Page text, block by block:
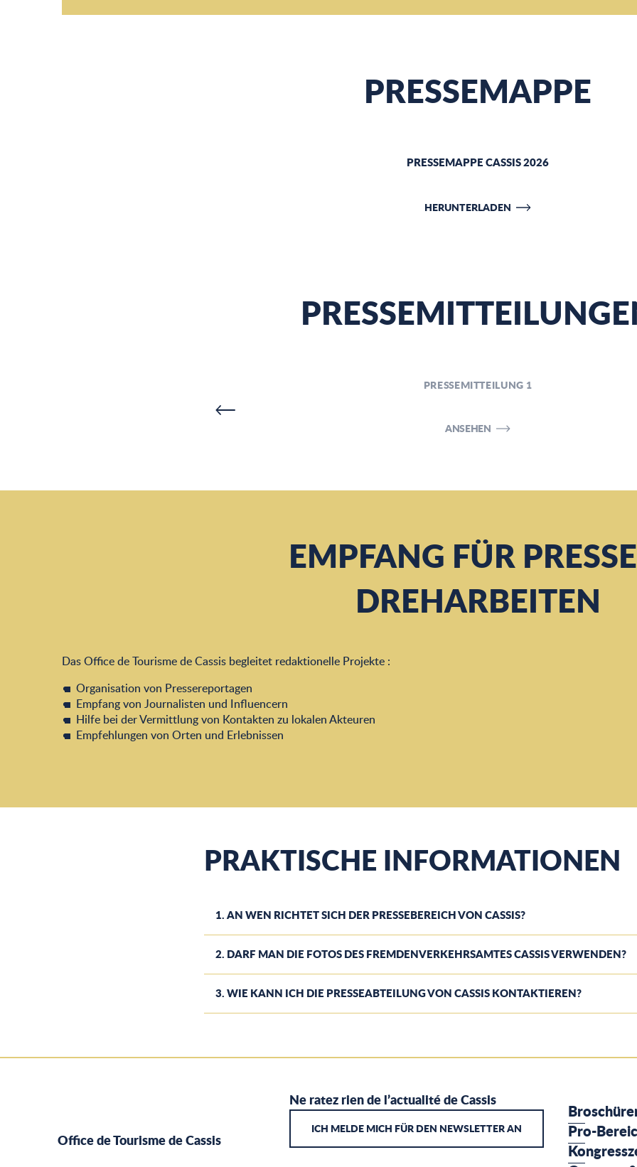
PRESSEMAPPE
PRESSEMAPPE CASSIS 2026
HERUNTERLADEN
PRESSEMITTEILUNG 1
ANSEHEN
EMPFANG FÜR
DREHARBEITEN
Das Office de Tourisme de Cassis begleitet redaktionelle Projekte :
Organisation von Pressereportagen
Empfang von Journalisten und Influencern
Hilfe bei der Vermittlung von Kontakten zu lokalen Akteuren
Empfehlungen von Orten und Erlebnissen
PRAKTISCHE INFORMATIONEN
1. AN WEN RICHTET SICH DER PRESSEBEREICH VON CASSIS?
2. DARF MAN DIE FOTOS DES FREMDENVERKEHRSAMTES CASSIS VERWENDEN?
3. WIE KANN ICH DIE PRESSEABTEILUNG VON CASSIS KONTAKTIEREN?
Office de Tourisme de Cassis
Ne ratez rien de l’actualité de Cassis
ICH MELDE MICH FÜR DEN NEWSLETTER AN
Pro-